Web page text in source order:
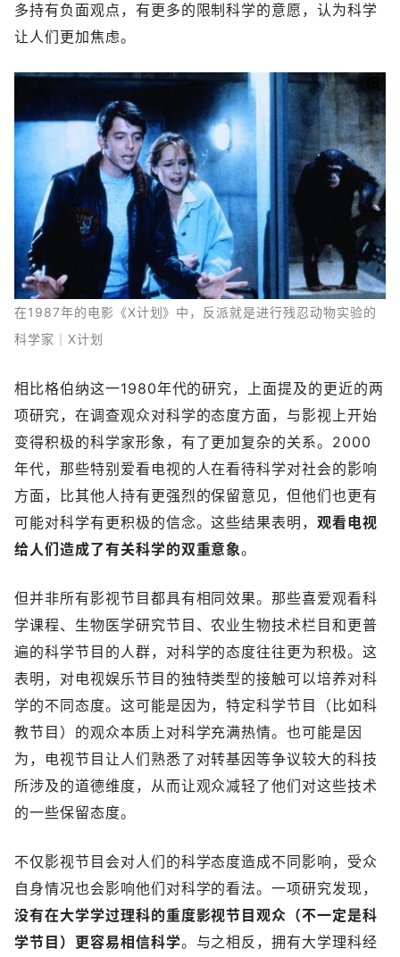
多持有负面观点，有更多的限制科学的意愿，认为科学
让人们更加焦虑。
在1987年的电影《X计划》中，反派就是进行残忍动物实验的
科学家｜X计划
相比格伯纳这一1980年代的研究，上面提及的更近的两
项研究，在调查观众对科学的态度方面，与影视上开始
变得积极的科学家形象，有了更加复杂的关系。2000
年代，那些特别爱看电视的人在看待科学对社会的影响
方面，比其他人持有更强烈的保留意见，但他们也更有
可能对科学有更积极的信念。这些结果表明，观看电视
给人们造成了有关科学的双重意象。
但并非所有影视节目都具有相同效果。那些喜爱观看科
学课程、生物医学研究节目、农业生物技术栏目和更普
遍的科学节目的人群，对科学的态度往往更为积极。这
表明，对电视娱乐节目的独特类型的接触可以培养对科
学的不同态度。这可能是因为，特定科学节目（比如科
教节目）的观众本质上对科学充满热情。也可能是因
为，电视节目让人们熟悉了对转基因等争议较大的科技
所涉及的道德维度，从而让观众减轻了他们对这些技术
的一些保留态度。
不仅影视节目会对人们的科学态度造成不同影响，受众
自身情况也会影响他们对科学的看法。一项研究发现，
没有在大学学过理科的重度影视节目观众（不一定是科
学节目）更容易相信科学。与之相反，拥有大学理科经